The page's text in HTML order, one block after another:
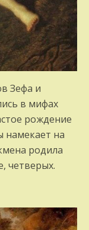
Зефа и
в мифах
рождение
намекает на
родила
четверых.